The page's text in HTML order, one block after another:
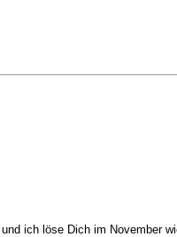
ich löse Dich im November